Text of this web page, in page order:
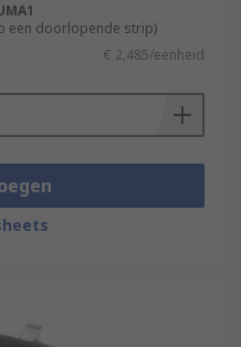
een doorlopende strip)
€ 2,485/eenheid